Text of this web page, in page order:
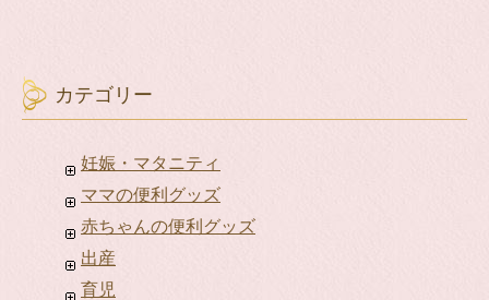
カテゴリー
妊娠・マタニティ
ママの便利グッズ
赤ちゃんの便利グッズ
出産
育児